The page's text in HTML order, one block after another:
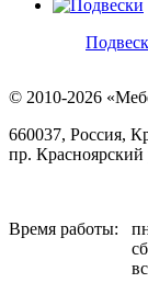
© 2010-2026
660037, Россия,
пр. Красноярский
Время работы: